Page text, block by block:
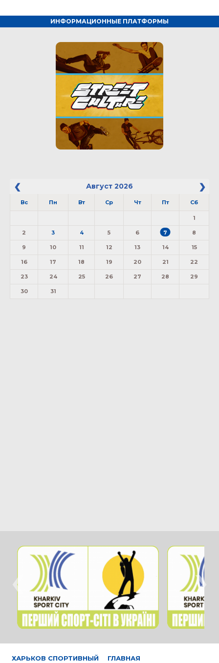
ИНФОРМАЦИОННЫЕ ПЛАТФОРМЫ
Август 2026
Вс Пн Вт Ср Чт Пт Сб
1
2 3 4 5 6 7 8
9 10 11 12 13 14 15
16 17 18 19 20 21 22
23 24 25 26 27 28 29
30 31
‹ ›
ХАРЬКОВ СПОРТИВНЫЙ ГЛАВНАЯ